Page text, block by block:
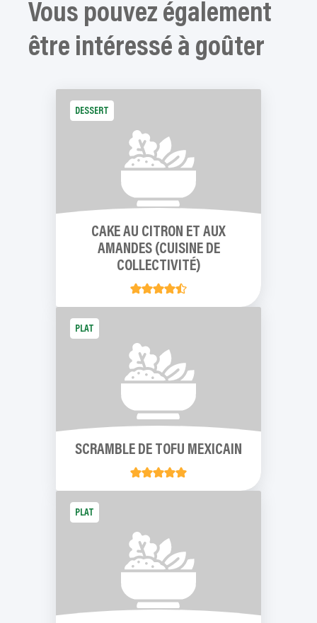
Vous pouvez également
être intéressé à goûter
DESSERT
CAKE AU CITRON ET AUX
AMANDES (CUISINE DE
COLLECTIVITÉ)
PLAT
SCRAMBLE DE TOFU MEXICAIN
PLAT